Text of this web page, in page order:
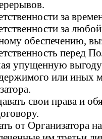
за
за
обеспечению,
перед
упущенную выгоду
или иных
свои права и
от Организатора